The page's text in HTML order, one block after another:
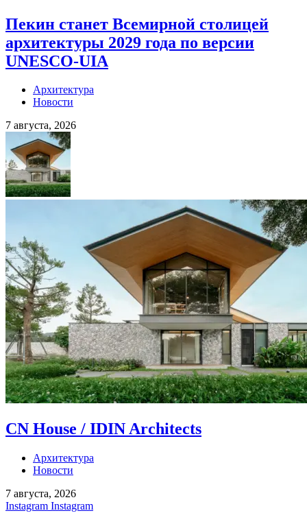
Пекин станет Всемирной столицей
архитектуры 2029 года по версии
UNESCO-UIA
Архитектура
Новости
7 августа, 2026
CN House / IDIN Architects
Архитектура
Новости
7 августа, 2026
Instagram Instagram